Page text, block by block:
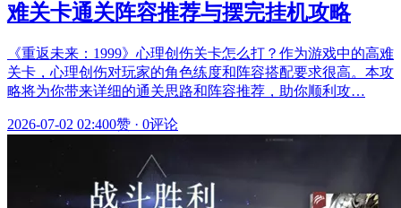
难关卡通关阵容推荐与摆完挂机攻略
《重返未来：1999》心理创伤关卡怎么打？作为游戏中的高难
关卡，心理创伤对玩家的角色练度和阵容搭配要求很高。本攻
略将为你带来详细的通关思路和阵容推荐，助你顺利攻…
2026-07-02 02:400赞 · 0评论